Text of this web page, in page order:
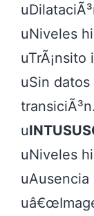
uNiveles
uSin
transiciÃ³n.
u
uNiveles
uAusencia